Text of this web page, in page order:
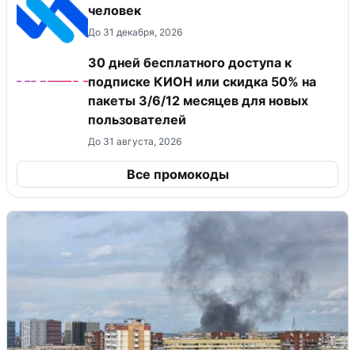
человек
До 31 декабря, 2026
30 дней бесплатного доступа к
подписке КИОН или скидка 50% на
пакеты 3/6/12 месяцев для новых
пользователей
До 31 августа, 2026
Все промокоды